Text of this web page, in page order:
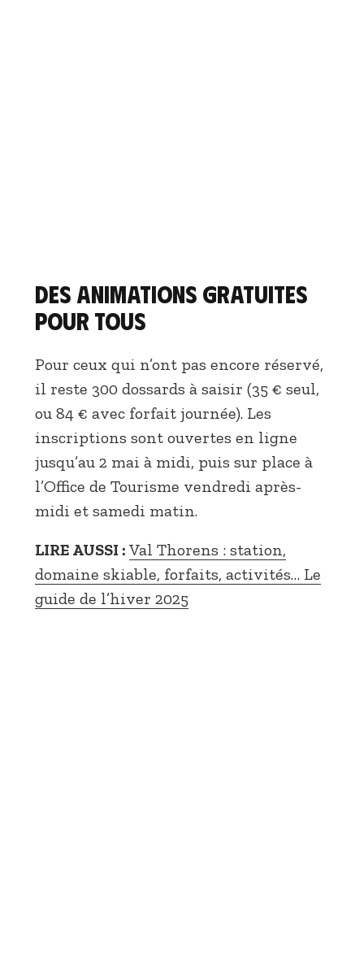
Des animations gratuites
pour tous
Pour ceux qui n’ont pas encore réservé,
il reste 300 dossards à saisir (35 € seul,
ou 84 € avec forfait journée). Les
inscriptions sont ouvertes en ligne
jusqu’au 2 mai à midi, puis sur place à
l’Office de Tourisme vendredi après-
midi et samedi matin.
LIRE AUSSI : Val Thorens : station,
domaine skiable, forfaits, activités… Le
guide de l’hiver 2025